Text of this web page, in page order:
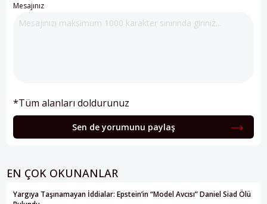
Mesajınız
*Tüm alanları doldurunuz
Sen de yorumunu paylaş
EN ÇOK OKUNANLAR
Yargıya Taşınamayan İddialar: Epstein’in “Model Avcısı” Daniel Siad Ölü